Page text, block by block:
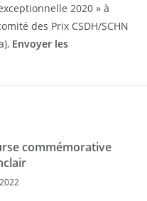
2020 » à
des Prix CSDH/SCHN
Envoyer les
commémorative